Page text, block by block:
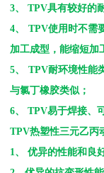
3、TPV具有较好的
4、 TPV使用时不需
加工成型，能缩短加
5、 TPV耐环境性能
与氯丁橡胶类似；
6、TPV易于焊接、
TPV热塑性三元乙丙
1 、 优异的性能和良